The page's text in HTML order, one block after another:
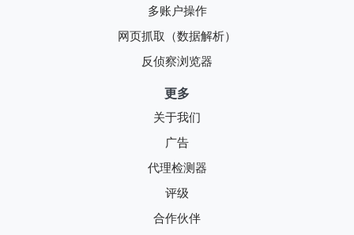
多账户操作
网页抓取（数据解析）
反侦察浏览器
更多
关于我们
广告
代理检测器
评级
合作伙伴